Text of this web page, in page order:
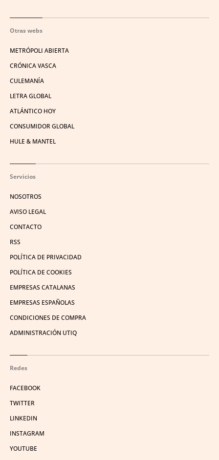
Otras webs
METRÓPOLI ABIERTA
CRÓNICA VASCA
CULEMANÍA
LETRA GLOBAL
ATLÁNTICO HOY
CONSUMIDOR GLOBAL
HULE & MANTEL
Servicios
NOSOTROS
AVISO LEGAL
CONTACTO
RSS
POLÍTICA DE PRIVACIDAD
POLÍTICA DE COOKIES
EMPRESAS CATALANAS
EMPRESAS ESPAÑOLAS
CONDICIONES DE COMPRA
ADMINISTRACIÓN UTIQ
Redes
FACEBOOK
TWITTER
LINKEDIN
INSTAGRAM
YOUTUBE